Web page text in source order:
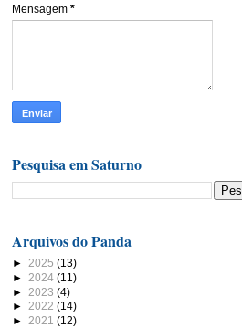
Mensagem *
Pesquisa em Saturno
Arquivos do Panda
► 2025 (13)
► 2024 (11)
► 2023 (4)
► 2022 (14)
► 2021 (12)